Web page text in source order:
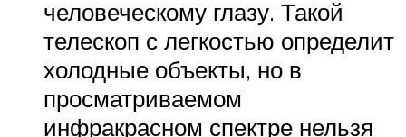
человеческому глазу. Такой
телескоп с легкостью определит
холодные объекты, но в
просматриваемом
инфракрасном спектре нельзя